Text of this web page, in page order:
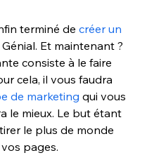
terminé de créer un
Génial. Et maintenant ?
consiste à le faire
cela, il vous faudra
de marketing qui vous
le mieux. Le but étant
le plus de monde
pages.